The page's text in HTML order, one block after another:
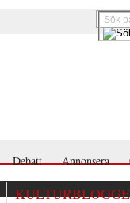
Debatt Annonsera